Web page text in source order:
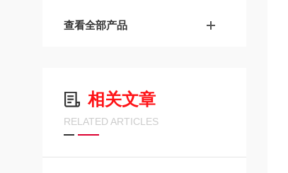
查看全部产品
相关文章
RELATED ARTICLES